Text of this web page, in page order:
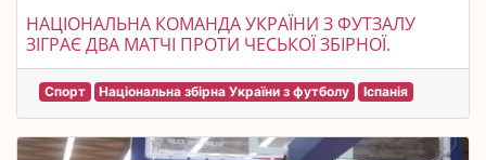
НАЦІОНАЛЬНА КОМАНДА УКРАЇНИ З ФУТЗАЛУ
ЗІГРАЄ ДВА МАТЧІ ПРОТИ ЧЕСЬКОЇ ЗБІРНОЇ.
Спорт Національна збірна України з футболу Іспанія